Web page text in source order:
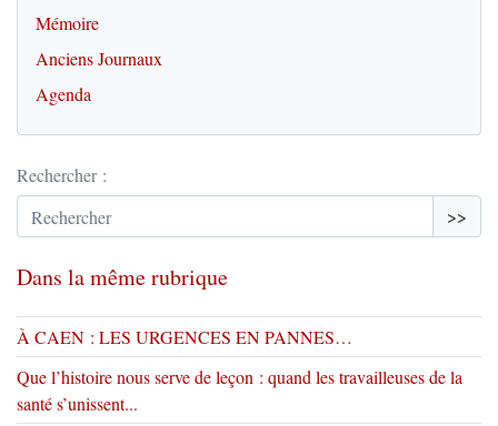
Mémoire
Anciens Journaux
Agenda
Rechercher :
>>
Dans la même rubrique
À CAEN : LES URGENCES EN PANNES…
Que l’histoire nous serve de leçon : quand les travailleuses de la
santé s’unissent...